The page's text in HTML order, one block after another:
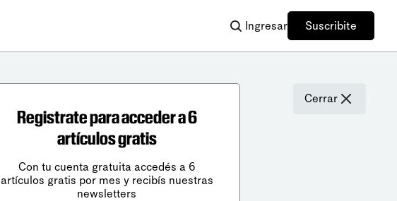
Ingresar Suscribite
Cerrar
Registrate para acceder a 6
artículos gratis
Con tu cuenta gratuita accedés a 6
artículos gratis por mes y recibís nuestras
newsletters